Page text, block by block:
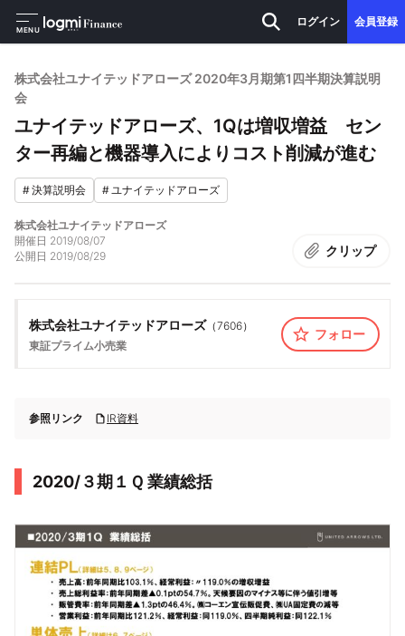
MENU
ログイン 会員登録
株式会社ユナイテッドアローズ 2020年3月期第1四半期決算説明
会
ユナイテッドアローズ、1Qは増収増益 セン
ター再編と機器導入によりコスト削減が進む
#決算説明会 #ユナイテッドアローズ
株式会社ユナイテッドアローズ
開催日 2019/08/07
公開日 2019/08/29 クリップ
株式会社ユナイテッドアローズ（7606）
東証プライム小売業
フォロー
参照リンク IR資料
2020/３期１Ｑ 業績総括